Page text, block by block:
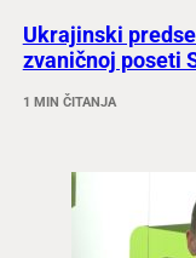
Ukrajinski
zvaničnoj poseti
1 MIN ČITANJA